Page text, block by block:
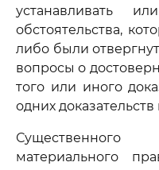
устанавливать
обстоятельства,
либо были
вопросы о
того или иного
одних
материального